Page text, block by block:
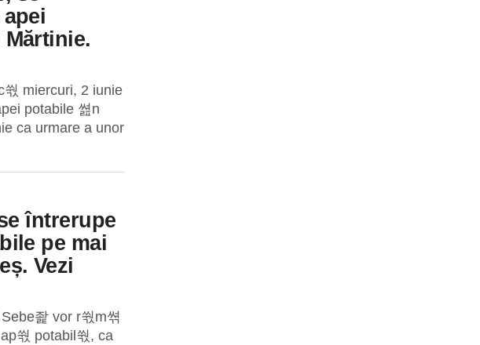
쒃 miercuri, 2 iunie
potabile 쎮n
ca urmare a unor
întrerupe
pe mai
Vezi
좙 vor r쒃m쎢
쒃 potabil쒃, ca